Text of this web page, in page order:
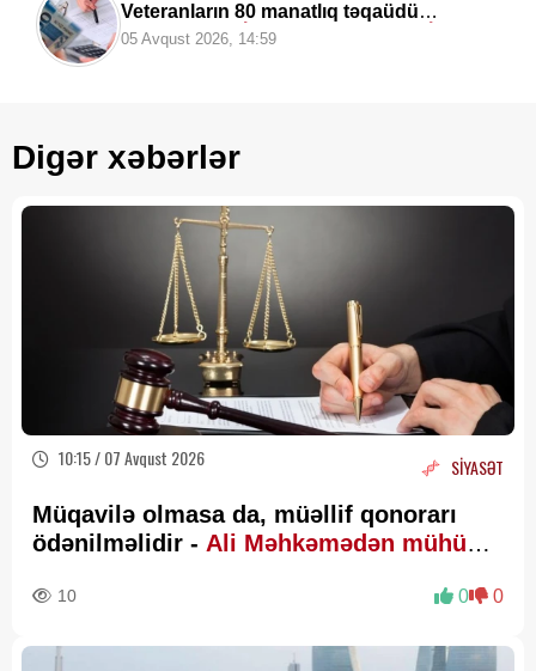
Veteranların 80 manatlıq təqaüdü
artırılacaq? –İqtisadçıdan ZƏRURİ
AÇIQLAMA
05 Avqust 2026, 14:59
Digər xəbərlər
10:15 / 07 Avqust 2026 SİYASƏT
Müqavilə olmasa da, müəllif qonorarı
ödənilməlidir - Ali Məhkəmədən mühüm
10 0 0